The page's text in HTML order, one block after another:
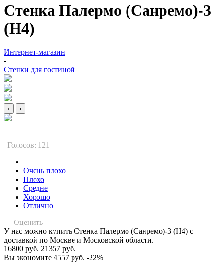
Стенка Палермо (Санремо)-3
(Н4)
Интернет-магазин
-
Стенки для гостиной
‹ ›
Голосов: 121
Очень плохо
Плохо
Средне
Хорошо
Отлично
Оценить
У нас можно купить Стенка Палермо (Санремо)-3 (Н4) с
доставкой по Москве и Московской области.
16800 руб. 21357 руб.
Вы экономите 4557 руб. -22%